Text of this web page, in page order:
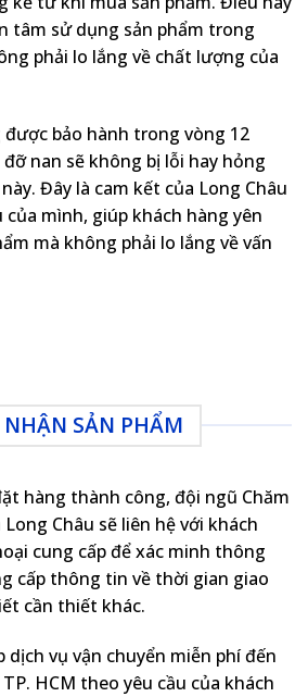
tâm sử dụng sản phẩm trong
phải lo lắng về chất lượng của
bảo hành trong vòng 12
nan sẽ không bị lỗi hay hỏng
Đây là cam kết của Long Châu
mình, giúp khách hàng yên
mà không phải lo lắng về vấn
NHẬN SẢN PHẨM
hàng thành công, đội ngũ Chăm
Châu sẽ liên hệ với khách
cung cấp để xác minh thông
cấp thông tin về thời gian giao
cần thiết khác.
dịch vụ vận chuyển miễn phí đến
HCM theo yêu cầu của khách